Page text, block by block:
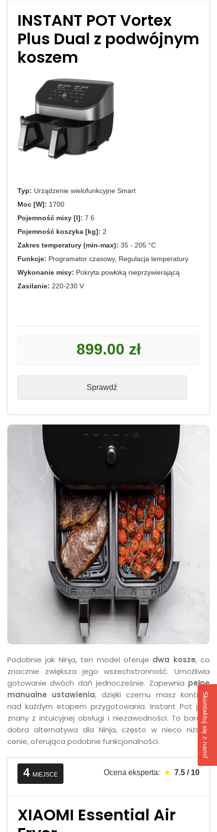
INSTANT POT Vortex
Plus Dual z podwójnym
koszem
Typ: Urządzenie wielofunkcyjne Smart
Moc [W]: 1700
Pojemność misy [l]: 7.6
Pojemność koszyka [kg]: 2
Zakres temperatury (min-max): 35 - 205 °C
Funkcje: Programator czasowy, Regulacja temperatury
Wykonanie misy: Pokryta powłoką nieprzywierającą
Zasilanie: 220-230 V
899.00 zł
Sprawdź
Podobnie jak Ninja, ten model oferuje dwa kosze, co
znacznie zwiększa jego wszechstronność. Umożliwia
gotowanie dwóch dań jednocześnie. Zapewnia pełne
manualne ustawienia, dzięki czemu masz kontrolę
nad każdym etapem przygotowania. Instant Pot jest
znany z intuicyjnej obsługi i niezawodności. To bardzo
dobra alternatywa dla Ninja, często w nieco niższej
cenie, oferująca podobne funkcjonalności.
4 MIEJSCE Ocena eksperta: ★ 7.5 / 10
XIAOMI Essential Air
Skontaktuj się z nami!